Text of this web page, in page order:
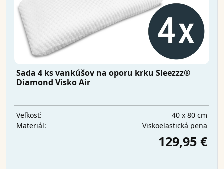
Sada 4 ks vankúšov na oporu krku Sleezzz®
Diamond Visko Air
Veľkosť:
40 x 80 cm
Materiál:
Viskoelastická pena
129,95 €